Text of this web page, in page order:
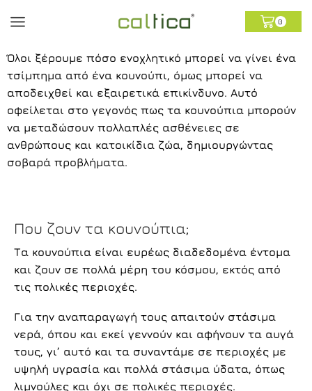
0
Όλοι ξέρουμε πόσο ενοχλητικό μπορεί να γίνει ένα
τσίμπημα από ένα κουνούπι, όμως μπορεί να
αποδειχθεί και εξαιρετικά επικίνδυνο. Αυτό
οφείλεται στο γεγονός πως τα κουνούπια μπορούν
να μεταδώσουν πολλαπλές ασθένειες σε
ανθρώπους και κατοικίδια ζώα, δημιουργώντας
σοβαρά προβλήματα.
Που ζουν τα κουνούπια;
Τα κουνούπια είναι ευρέως διαδεδομένα έντομα
και ζουν σε πολλά μέρη του κόσμου, εκτός από
τις πολικές περιοχές.
Για την αναπαραγωγή τους απαιτούν στάσιμα
νερά, όπου και εκεί γεννούν και αφήνουν τα αυγά
τους, γι’ αυτό και τα συναντάμε σε περιοχές με
υψηλή υγρασία και πολλά στάσιμα ύδατα, όπως
λιμνούλες και όχι σε πολικές περιοχές.